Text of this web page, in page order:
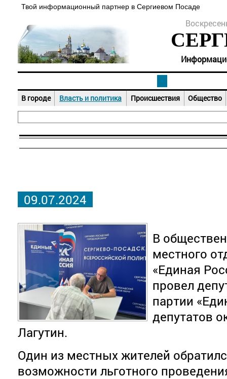
Твой информационный партнер в Сергиевом Посаде
В городе Власть и политика Происшествия Общество
09.07.2024
В
местного
«Единая
провел
партии
депутатов
Лагутин.
Один из местных жителей
возможности льготного